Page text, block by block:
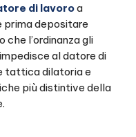
di lavoroa
prima depositare
che l’ordinanza gli
al datore di
tattica dilatoria e
più distintive della